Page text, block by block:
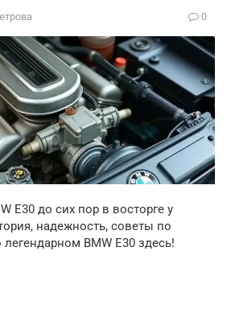
0
E30 до сих пор в восторге у
надежность, советы по
BMW E30 здесь!